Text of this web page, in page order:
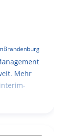
Brandenburg
Mehr